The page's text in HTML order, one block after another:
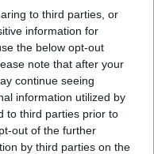
to third parties, or
information for
the below opt-out
note that after your
continue seeing
information utilized by
to third parties prior to
out of the further
by third parties on the
történet, hogy
felhívott minket,
Kérdezte, hogy hány
Mondtam, hogy ha
állhat, azután